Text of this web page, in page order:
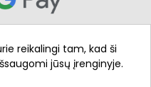
reikalingi tam, kad ši
jūsų įrenginyje.